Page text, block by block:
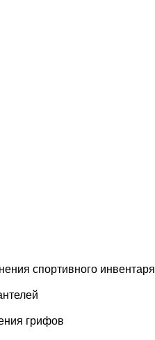
спортивного инвентаря
грифов